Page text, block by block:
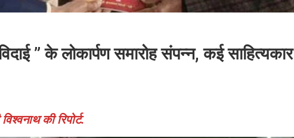
” के लोकार्पण समारोह संपन्न, कई साहित्यकार
की रिपोर्ट.